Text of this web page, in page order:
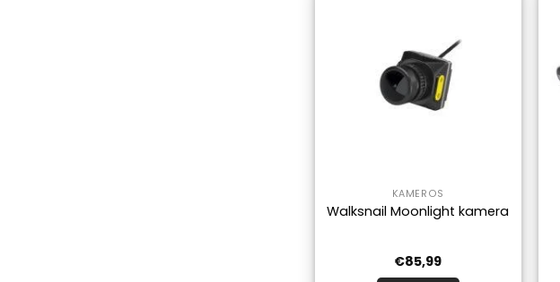
Galimybe
galite
pasirinkti
produkto
KAMEROS
Walksnail Moonlight kamera
€85,99